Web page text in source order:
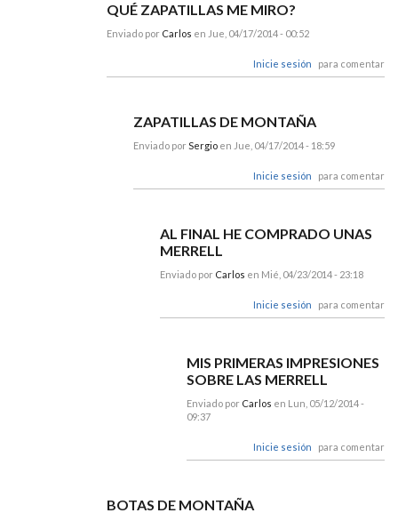
QUÉ ZAPATILLAS ME MIRO?
Enviado por Carlos en Jue, 04/17/2014 - 00:52
Inicie sesión para comentar
ZAPATILLAS DE MONTAÑA
Enviado por Sergio en Jue, 04/17/2014 - 18:59
Inicie sesión para comentar
AL FINAL HE COMPRADO UNAS
MERRELL
Enviado por Carlos en Mié, 04/23/2014 - 23:18
Inicie sesión para comentar
MIS PRIMERAS IMPRESIONES
SOBRE LAS MERRELL
Enviado por Carlos en Lun, 05/12/2014 -
09:37
Inicie sesión para comentar
BOTAS DE MONTAÑA